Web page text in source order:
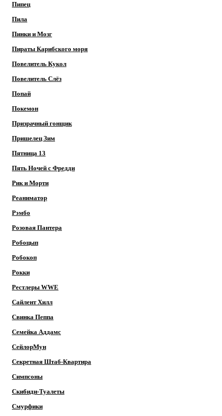
Пипец
Пила
Пинки и Мозг
Пираты Карибского моря
Повелитель Кукол
Повелитель Слёз
Попай
Покемон
Призрачный гонщик
Пришелец Зим
Пятница 13
Пять Ночей с Фредди
Рик и Морти
Реаниматор
Рэмбо
Розовая Пантера
Робоцып
Робокоп
Рокки
Рестлеры WWE
Сайлент Хилл
Свинка Пеппа
Семейка Аддамс
СейлорМун
Секретная Штаб-Квартира
Симпсоны
Скибиди-Туалеты
Смурфики